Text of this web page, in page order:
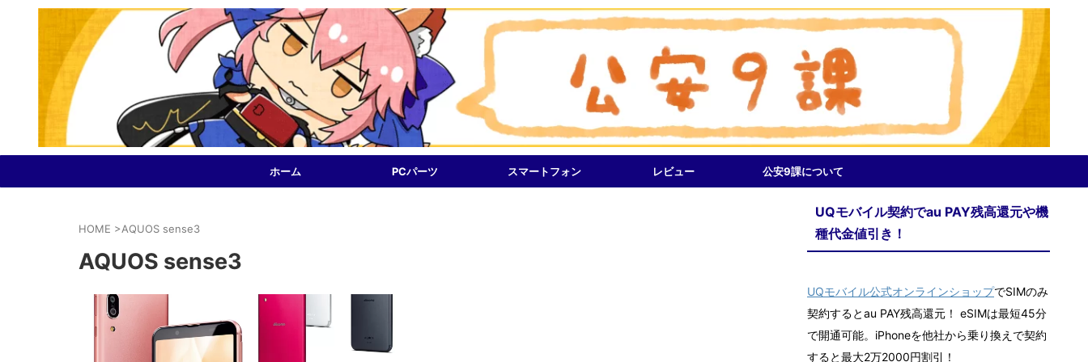
ホーム PCパーツ スマートフォン レビュー 公安9課について
HOME >AQUOS sense3
AQUOS sense3
UQモバイル契約でau PAY残高還元や機
種代金値引き！
UQモバイル公式オンラインショップでSIMのみ
契約するとau PAY残高還元！ eSIMは最短45分
で開通可能。iPhoneを他社から乗り換えで契約
すると最大2万2000円割引！